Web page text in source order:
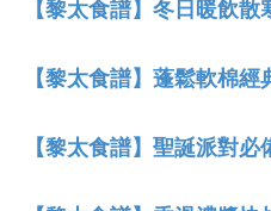
【黎太食譜】冬日暖飲
【黎太食譜】蓬鬆軟棉
【黎太食譜】聖誕派對